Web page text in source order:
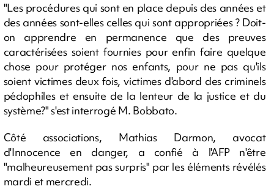
"Les procédures qui sont en place depuis des années et
des années sont-elles celles qui sont appropriées ? Doit-
on apprendre en permanence que des preuves
caractérisées soient fournies pour enfin faire quelque
chose pour protéger nos enfants, pour ne pas qu'ils
soient victimes deux fois, victimes d'abord des criminels
pédophiles et ensuite de la lenteur de la justice et du
système?" s'est interrogé M. Bobbato.
Côté associations, Mathias Darmon, avocat
d'Innocence en danger, a confié à l'AFP n'être
"malheureusement pas surpris" par les éléments révélés
mardi et mercredi.